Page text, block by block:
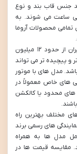
جنس قاب بند و نوع
ساعت می شوند. به
تمامی محصولات آروما
در حال حاضر قیمت ساعت های آروما در بازار ایران از حدود ۱۲ میلیون
پیچیده تر می تواند
باشد. مدل های با موتور
های خاص معمولاً در
های محدود یا کالکشن
مختلف بهترین راه
های رسمی برند
مدل ها به همراه
مقایسه قیمت ها در